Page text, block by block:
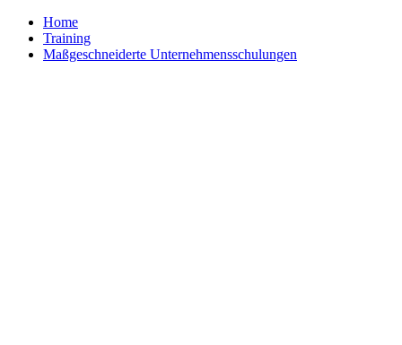
Home
Training
Maßgeschneiderte Unternehmensschulungen